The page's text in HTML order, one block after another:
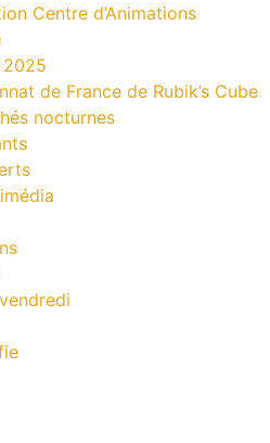
Centre d’Animations
2025
de France de Rubik’s Cube
nocturnes